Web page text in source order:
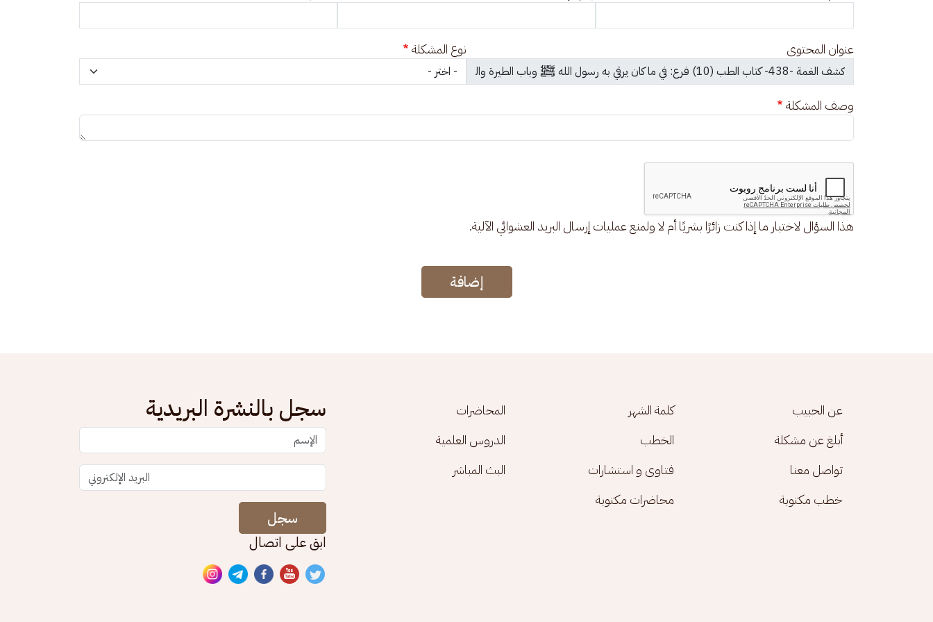
عنوان المحتوى نوع المشكلة
وصف المشكلة
هذا السؤال لاختبار ما إذا كنت زائرًا بشريًا أم لا ولمنع عمليات إرسال البريد العشوائي الآلية.
إضافة
Footer menu
عن الحبيب كلمة الشهر
المحاضرات
أبلغ عن مشكلة
الخطب
الدروس العلمية
تواصل معنا
فتاوى و استشارات
البث المباشر
خطب مكتوبة
محاضرات مكتوبة
سجل بالنشرة البريدية
سجل
ابق على اتصال